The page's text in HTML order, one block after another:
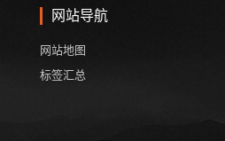
网站导航
网站地图
标签汇总